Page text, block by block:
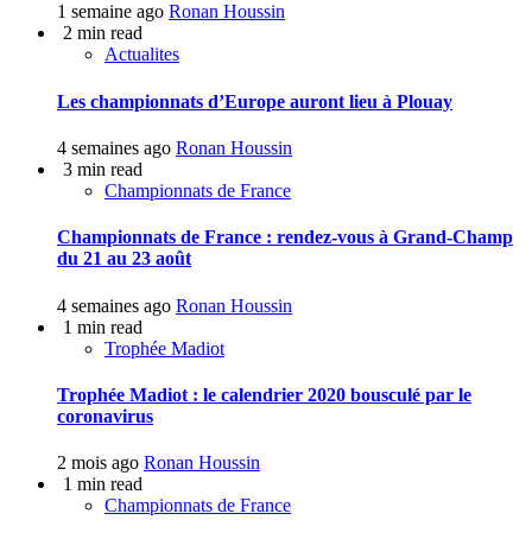
1 semaine ago Ronan Houssin
2 min read
Actualites
Les championnats d’Europe auront lieu à Plouay
4 semaines ago Ronan Houssin
3 min read
Championnats de France
Championnats de France : rendez-vous à Grand-Champ
du 21 au 23 août
4 semaines ago Ronan Houssin
1 min read
Trophée Madiot
Trophée Madiot : le calendrier 2020 bousculé par le
coronavirus
2 mois ago Ronan Houssin
1 min read
Championnats de France